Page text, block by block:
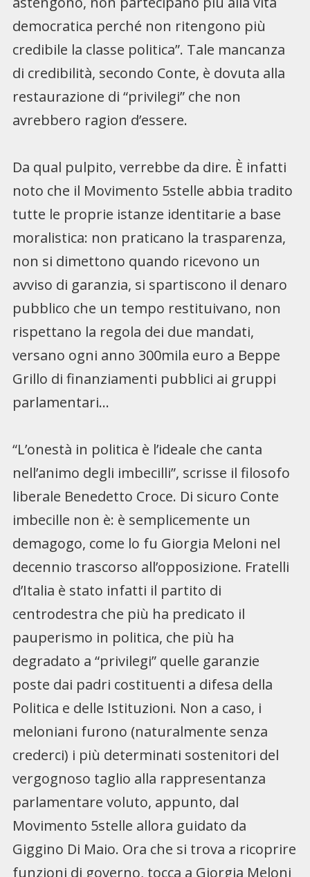
democratica perché non ritengono più
credibile la classe politica”. Tale mancanza
di credibilità, secondo Conte, è dovuta alla
restaurazione di “privilegi” che non
avrebbero ragion d’essere.
Da qual pulpito, verrebbe da dire. È infatti
noto che il Movimento 5stelle abbia tradito
tutte le proprie istanze identitarie a base
moralistica: non praticano la trasparenza,
non si dimettono quando ricevono un
avviso di garanzia, si spartiscono il denaro
pubblico che un tempo restituivano, non
rispettano la regola dei due mandati,
versano ogni anno 300mila euro a Beppe
Grillo di finanziamenti pubblici ai gruppi
parlamentari…
“L’onestà in politica è l’ideale che canta
nell’animo degli imbecilli”, scrisse il filosofo
liberale Benedetto Croce. Di sicuro Conte
imbecille non è: è semplicemente un
demagogo, come lo fu Giorgia Meloni nel
decennio trascorso all’opposizione. Fratelli
d’Italia è stato infatti il partito di
centrodestra che più ha predicato il
pauperismo in politica, che più ha
degradato a “privilegi” quelle garanzie
poste dai padri costituenti a difesa della
Politica e delle Istituzioni. Non a caso, i
meloniani furono (naturalmente senza
crederci) i più determinati sostenitori del
vergognoso taglio alla rappresentanza
parlamentare voluto, appunto, dal
Movimento 5stelle allora guidato da
Giggino Di Maio. Ora che si trova a ricoprire
funzioni di governo, tocca a Giorgia Meloni